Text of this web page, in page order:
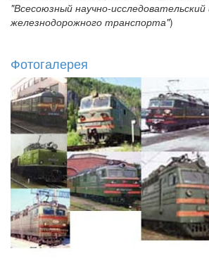
"Всесоюзный научно-
железнодорожного транспорта")
Фотогалерея